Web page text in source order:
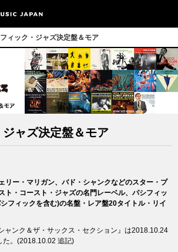
ィック・ジャズ決定盤＆モア
ャズ決定盤＆モア
リー・マリガン、バド・シャンクなどのスター・プ
ト・コースト・ジャズの名門レーベル、パシフィッ
フィックを含む)の名盤・レア盤20タイトル・リイ
ンク＆ザ・サックス・セクション』は2018.10.24
た。(2018.10.02 追記)